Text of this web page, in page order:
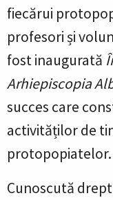
fiecărui
profesori și
fost inaugurată
Arhiepiscopia
succes care
activităților de
protopopiatelor.
Cunoscută